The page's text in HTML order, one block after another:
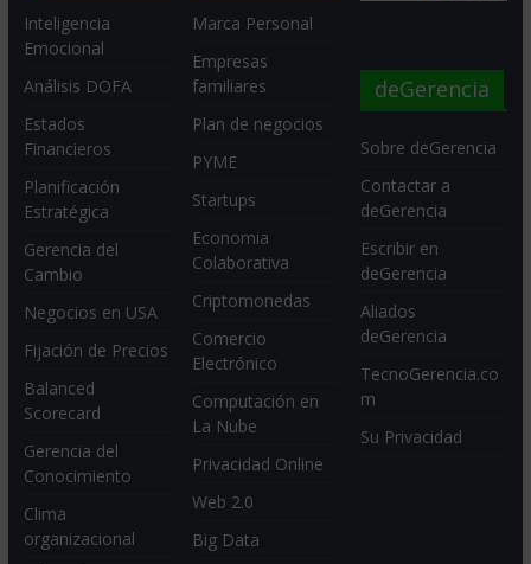
Inteligencia
Emocional
Análisis DOFA
Estados
Financieros
Planificación
Estratégica
Gerencia del
Cambio
Negocios en USA
Fijación de Precios
Balanced
Scorecard
Gerencia del
Conocimiento
Clima
organizacional
Marca Personal
Empresas
familiares
Plan de negocios
PYME
Startups
Economia
Colaborativa
Criptomonedas
Comercio
Electrónico
Computación en
La Nube
Privacidad Online
Web 2.0
Big Data
deGerencia
Sobre deGerencia
Contactar a
deGerencia
Escribir en
deGerencia
Aliados
deGerencia
TecnoGerencia.co
m
Su Privacidad